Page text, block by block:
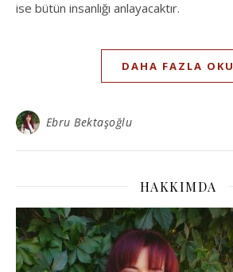
ise bütün insanlığı anlayacaktır.
DAHA FAZLA OKU
Ebru Bektaşoğlu
HAKKIMDA